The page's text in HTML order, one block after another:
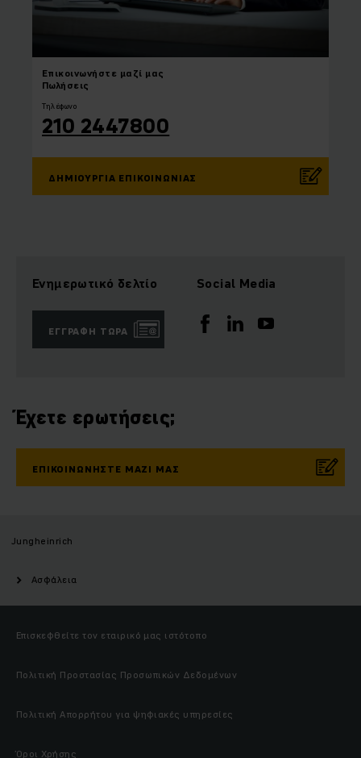
Επικοινωνήστε μαζί μας
Πωλήσεις
Τηλέφωνο
210 2447800
ΔΗΜΙΟΥΡΓΊΑ ΕΠΙΚΟΙΝΩΝΊΑΣ
Ενημερωτικό δελτίο
ΕΓΓΡΑΦΉ ΤΏΡΑ
Social Media
Έχετε ερωτήσεις;
ΕΠΙΚΟΙΝΩΝΉΣΤΕ ΜΑΖΊ ΜΑΣ
Jungheinrich
Ασφάλεια
Επισκεφθείτε τον εταιρικό μας ιστότοπο
Πολιτική Προστασίας Προσωπικών Δεδομένων
Πολιτική Απορρήτου για ψηφιακές υπηρεσίες
Όροι Χρήσης